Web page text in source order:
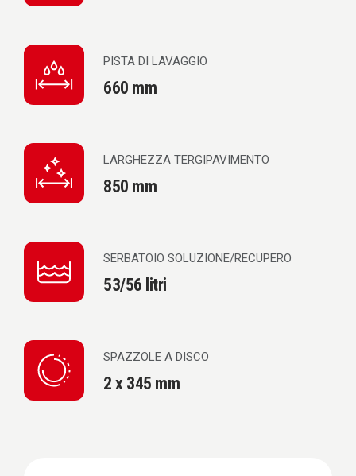
PISTA DI LAVAGGIO
660 mm
LARGHEZZA TERGIPAVIMENTO
850 mm
SERBATOIO SOLUZIONE/RECUPERO
53/56 litri
SPAZZOLE A DISCO
2 x 345 mm